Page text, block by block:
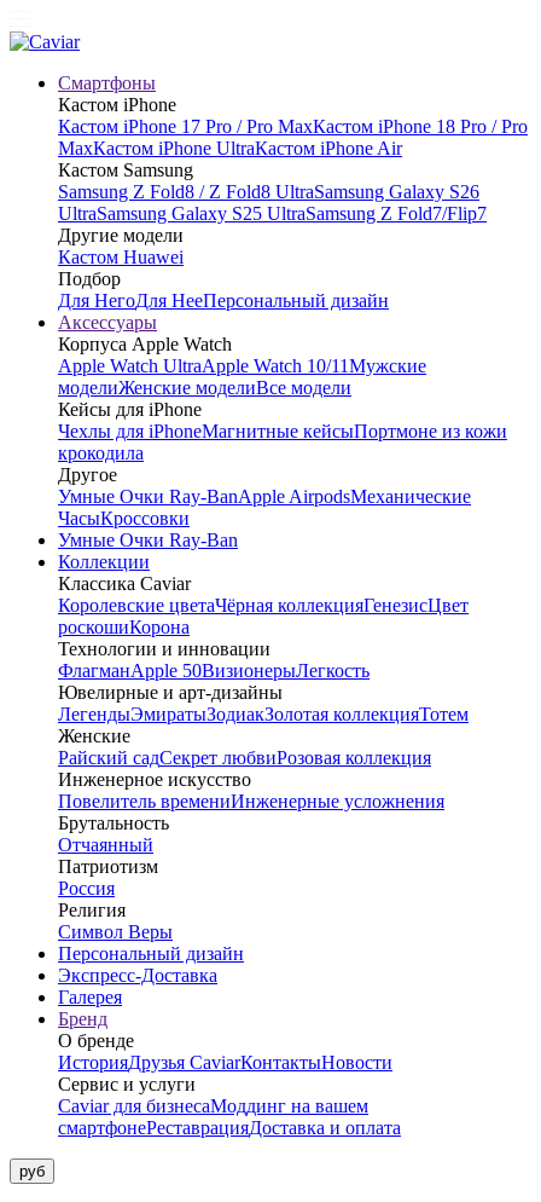
Смартфоны
Кастом iPhone
Кастом iPhone 17 Pro / Pro MaxКастом iPhone 18 Pro / Pro
MaxКастом iPhone UltraКастом iPhone Air
Кастом Samsung
Samsung Z Fold8 / Z Fold8 UltraSamsung Galaxy S26
UltraSamsung Galaxy S25 UltraSamsung Z Fold7/Flip7
Другие модели
Кастом Huawei
Подбор
Для НегоДля НееПерсональный дизайн
Аксессуары
Корпуса Apple Watch
Apple Watch UltraApple Watch 10/11Мужские
моделиЖенские моделиВсе модели
Кейсы для iPhone
Чехлы для iPhoneМагнитные кейсыПортмоне из кожи
крокодила
Другое
Умные Очки Ray-BanApple AirpodsМеханические
ЧасыКроссовки
Умные Очки Ray-Ban
Коллекции
Классика Caviar
Королевские цветаЧёрная коллекцияГенезисЦвет
роскошиКорона
Технологии и инновации
ФлагманApple 50ВизионерыЛегкость
Ювелирные и арт-дизайны
ЛегендыЭмиратыЗодиакЗолотая коллекцияТотем
Женские
Райский садСекрет любвиРозовая коллекция
Инженерное искусство
Повелитель времениИнженерные усложнения
Брутальность
Отчаянный
Патриотизм
Россия
Религия
Символ Веры
Персональный дизайн
Экспресс-Доставка
Галерея
Бренд
О бренде
ИсторияДрузья CaviarКонтактыНовости
Сервис и услуги
Caviar для бизнесаМоддинг на вашем
смартфонеРеставрацияДоставка и оплата
руб